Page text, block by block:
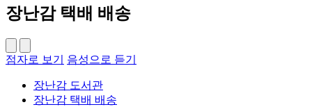
장난감 택배 배송
점자로 보기 음성으로 듣기
장난감 도서관
장난감 택배 배송